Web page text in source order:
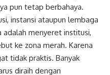
pun tetap berbahaya.
instansi ataupun lembaga
adalah menyeret institusi,
ke zona merah. Karena
tidak praktis. Banyak
diraih dengan